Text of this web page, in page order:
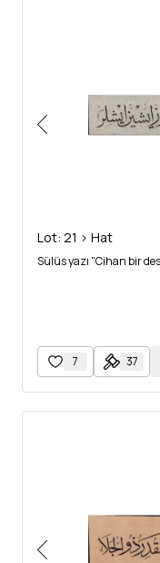
Lot: 21 > Hat
Sülüs yazı "Cihan bir
7 37